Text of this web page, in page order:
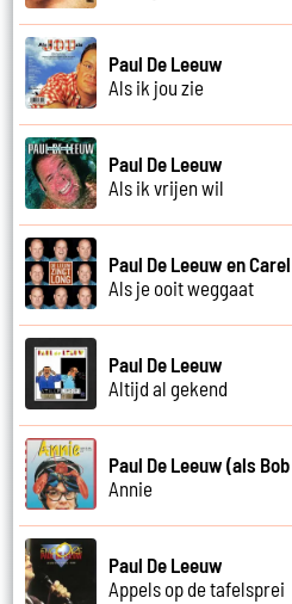
Paul De Leeuw
Als ik jou zie
Paul De Leeuw
Als ik vrijen wil
Paul De Leeuw en
Als je ooit weggaat
Paul De Leeuw
Altijd al gekend
Paul De Leeuw (als
Annie
Paul De Leeuw
Appels op de tafelsprei